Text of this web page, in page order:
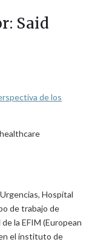
Said
de los
Hospital
de trabajo de
la EFIM (European
el instituto de